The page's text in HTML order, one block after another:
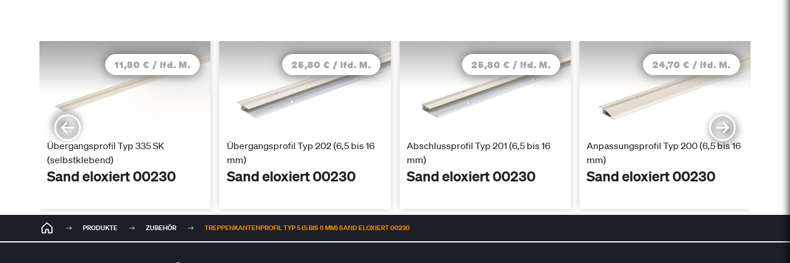
11,80 € / lfd. M.
Übergangsprofil Typ 335 SK
(selbstklebend)
Sand eloxiert 00230
25,80 € / lfd. M.
Übergangsprofil Typ 202 (6,5 bis 16
mm)
Sand eloxiert 00230
25,80 € / lfd. M.
Abschlussprofil Typ 201 (6,5 bis 16
mm)
Sand eloxiert 00230
24,70 € / lfd. M.
Anpassungsprofil Typ 200 (6,5 bis 16
mm)
Sand eloxiert 00230
PRODUKTE ZUBEHÖR TREPPENKANTENPROFIL TYP 5 (5 BIS 6 MM) SAND ELOXIERT 00230